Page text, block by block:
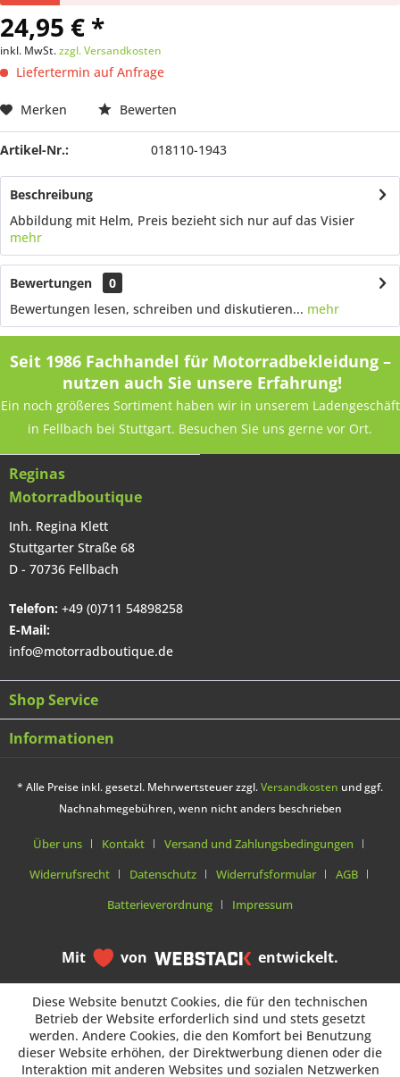
24,95 € *
inkl. MwSt.zzgl. Versandkosten
Liefertermin auf Anfrage
Merken Bewerten
Artikel-Nr.: 018110-1943
Beschreibung
Abbildung mit Helm, Preis bezieht sich nur auf das Visier
mehr
Bewertungen
0
Bewertungen lesen, schreiben und diskutieren... mehr
Seit 1986 Fachhandel für Motorradbekleidung –
nutzen auch Sie unsere Erfahrung!
Ein noch größeres Sortiment haben wir in unserem Ladengeschäft
in Fellbach bei Stuttgart. Besuchen Sie uns gerne vor Ort.
Reginas
Motorradboutique
Inh. Regina Klett
Stuttgarter Straße 68
D - 70736 Fellbach
Telefon: +49 (0)711 54898258
E-Mail:
info@motorradboutique.de
Shop Service
Informationen
* Alle Preise inkl. gesetzl. Mehrwertsteuer zzgl.Versandkosten und ggf.
Nachnahmegebühren, wenn nicht anders beschrieben
Über uns Kontakt
Versand und Zahlungsbedingungen
Widerrufsrecht
Datenschutz Widerrufsformular
AGB
Batterieverordnung
Impressum
Mit von entwickelt.
Diese Website benutzt Cookies, die für den technischen
Betrieb der Website erforderlich sind und stets gesetzt
werden. Andere Cookies, die den Komfort bei Benutzung
dieser Website erhöhen, der Direktwerbung dienen oder die
Interaktion mit anderen Websites und sozialen Netzwerken
Diese Website benutzt Cookies, die für den technischen
Betrieb der Website erforderlich sind und stets gesetzt
werden. Andere Cookies, die den Komfort bei Benutzung
dieser Website erhöhen, der Direktwerbung dienen oder die
Interaktion mit anderen Websites und sozialen Netzwerken